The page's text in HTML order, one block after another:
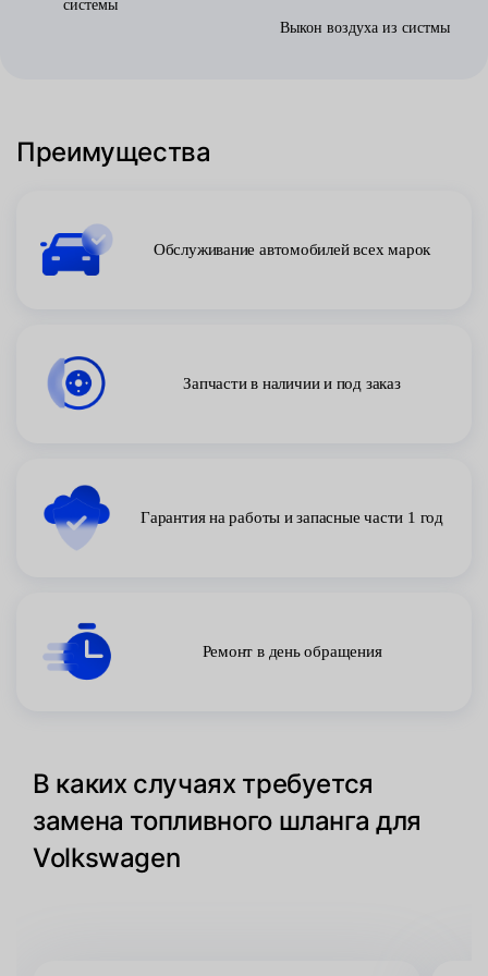
системы
Выкон воздуха из систмы
Преимущества
Обслуживание автомобилей всех марок
Запчасти в наличии и под заказ
Гарантия на работы и запасные части 1 год
Ремонт в день обращения
В каких случаях требуется
замена топливного шланга для
Volkswagen